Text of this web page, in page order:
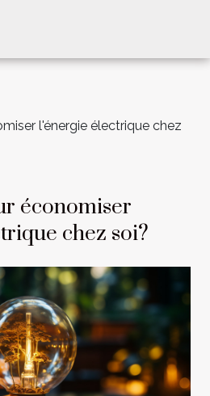
l'énergie électrique chez
économiser
chez soi?